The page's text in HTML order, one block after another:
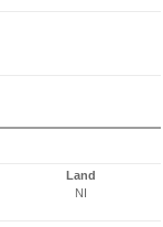
Land
NI